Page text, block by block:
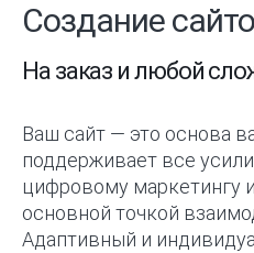
Создание
На заказ и любой
Ваш сайт — это основа
поддерживает все
цифровому маркетингу
основной точкой
Адаптивный и